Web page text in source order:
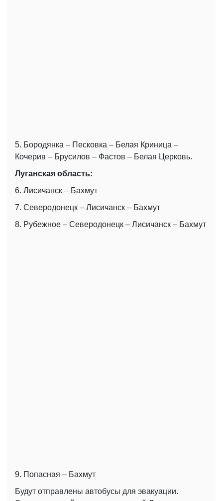
5. Бородянка – Песковка – Белая Криница –
Кочерив – Брусилов – Фастов – Белая Церковь.
Луганская область:
6. Лисичанск – Бахмут
7. Северодонецк – Лисичанск – Бахмут
8. Рубежное – Северодонецк – Лисичанск – Бахмут
9. Попасная – Бахмут
Будут отправлены автобусы для эвакуации.